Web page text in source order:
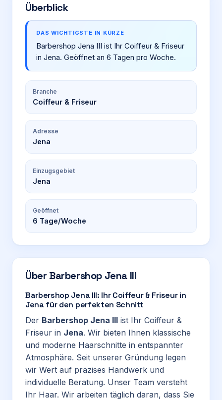
Überblick
DAS WICHTIGSTE IN KÜRZE
Barbershop Jena III ist Ihr Coiffeur & Friseur
in Jena. Geöffnet an 6 Tagen pro Woche.
Branche
Coiffeur & Friseur
Adresse
Jena
Einzugsgebiet
Jena
Geöffnet
6 Tage/Woche
Über Barbershop Jena III
Barbershop Jena III: Ihr Coiffeur & Friseur in
Jena für den perfekten Schnitt
Der Barbershop Jena III ist Ihr Coiffeur &
Friseur in Jena. Wir bieten Ihnen klassische
und moderne Haarschnitte in entspannter
Atmosphäre. Seit unserer Gründung legen
wir Wert auf präzises Handwerk und
individuelle Beratung. Unser Team versteht
Ihr Haar. Wir arbeiten täglich daran, dass Sie